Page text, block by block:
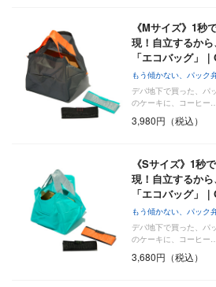
《Mサイズ》1秒
現！自立するか
「エコバッグ」
もう傾かない、パック
デパ地下で買った、パ
のケーキに、コーヒ
3,980円（税込）
《Sサイズ》1秒
現！自立するか
「エコバッグ」
もう傾かない、パック
デパ地下で買った、パ
のケーキに、コーヒ
3,680円（税込）